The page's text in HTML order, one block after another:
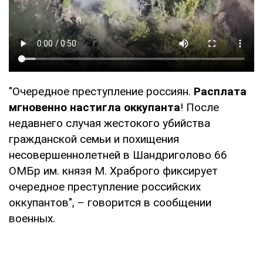
"Очередное преступление россиян. Расплата
мгновенно настигла оккупанта! После
недавнего случая жестокого убийства
гражданской семьи и похищения
несовершеннолетней в Шандриголово 66
ОМБр им. князя М. Храброго фиксирует
очередное преступление российских
оккупантов", – говорится в сообщении
военных.